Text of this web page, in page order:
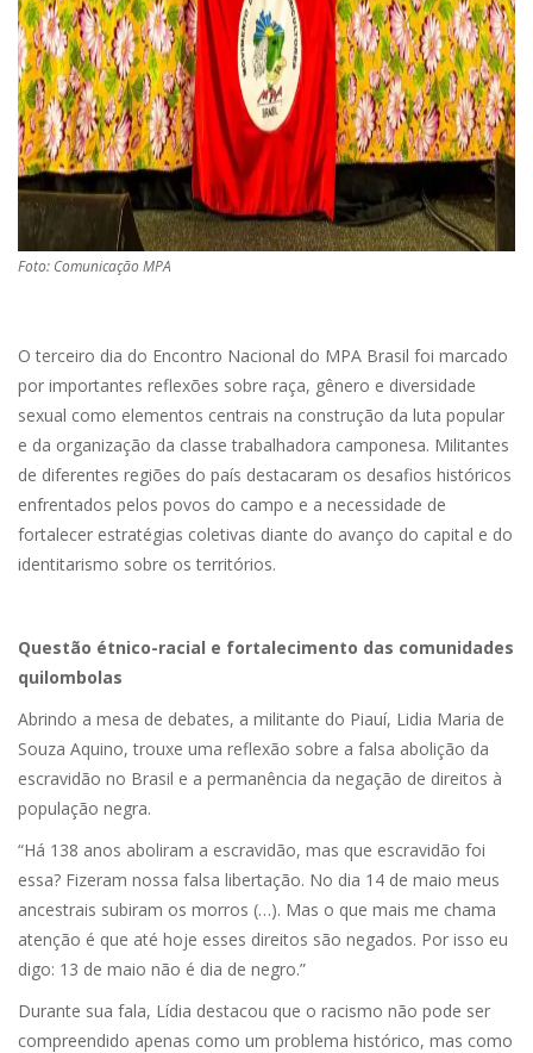
Foto: Comunicação MPA
O terceiro dia do Encontro Nacional do MPA Brasil foi marcado
por importantes reflexões sobre raça, gênero e diversidade
sexual como elementos centrais na construção da luta popular
e da organização da classe trabalhadora camponesa. Militantes
de diferentes regiões do país destacaram os desafios históricos
enfrentados pelos povos do campo e a necessidade de
fortalecer estratégias coletivas diante do avanço do capital e do
identitarismo sobre os territórios.
Questão étnico-racial e fortalecimento das comunidades
quilombolas
Abrindo a mesa de debates, a militante do Piauí, Lidia Maria de
Souza Aquino, trouxe uma reflexão sobre a falsa abolição da
escravidão no Brasil e a permanência da negação de direitos à
população negra.
“Há 138 anos aboliram a escravidão, mas que escravidão foi
essa? Fizeram nossa falsa libertação. No dia 14 de maio meus
ancestrais subiram os morros (…). Mas o que mais me chama
atenção é que até hoje esses direitos são negados. Por isso eu
digo: 13 de maio não é dia de negro.”
Durante sua fala, Lídia destacou que o racismo não pode ser
compreendido apenas como um problema histórico, mas como